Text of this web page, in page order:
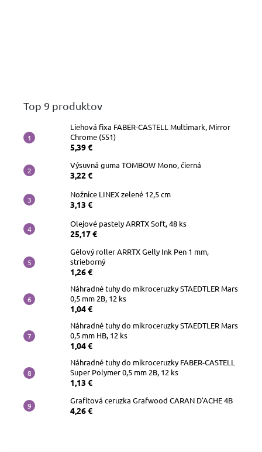
Top 9 produktov
Liehová fixa FABER-CASTELL Multimark, Mirror
Chrome (551)
5,39 €
Výsuvná guma TOMBOW Mono, čierná
3,22 €
Nožnice LINEX zelené 12,5 cm
3,13 €
Olejové pastely ARRTX Soft, 48 ks
25,17 €
Gélový roller ARRTX Gelly Ink Pen 1 mm,
strieborný
1,26 €
Náhradné tuhy do mikroceruzky STAEDTLER Mars
0,5 mm 2B, 12 ks
1,04 €
Náhradné tuhy do mikroceruzky STAEDTLER Mars
0,5 mm HB, 12 ks
1,04 €
Náhradné tuhy do mikroceruzky FABER-CASTELL
Super Polymer 0,5 mm 2B, 12 ks
1,13 €
Grafitová ceruzka Grafwood CARAN D'ACHE 4B
4,26 €